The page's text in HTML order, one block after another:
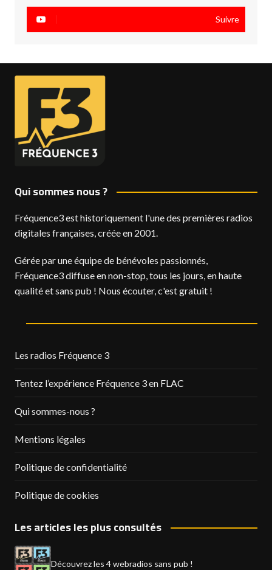
Suivre
Qui sommes nous ?
Fréquence3 est historiquement l'une des premières radios
digitales françaises, créée en 2001.
Gérée par une équipe de bénévoles passionnés,
Fréquence3 diffuse en non-stop, tous les jours, en haute
qualité et sans pub ! Nous écouter, c'est gratuit !
Les radios Fréquence 3
Tentez l’expérience Fréquence 3 en FLAC
Qui sommes-nous ?
Mentions légales
Politique de confidentialité
Politique de cookies
Les articles les plus consultés
Découvrez les 4 webradios sans pub !